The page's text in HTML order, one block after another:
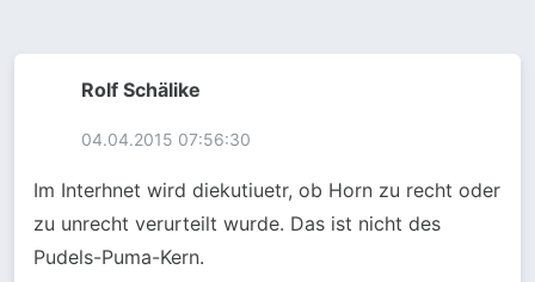
Rolf Schälike
04.04.2015 07:56:30
Im Interhnet wird diekutiuetr, ob Horn zu recht oder
zu unrecht verurteilt wurde. Das ist nicht des
Pudels-Puma-Kern.